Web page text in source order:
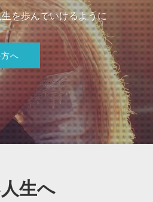
を歩んでいけるように
へ
生へ